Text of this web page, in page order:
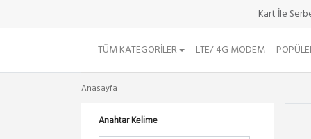
Kart İle
TÜM KATEGORILER LTE/ 4G MODEM
Anasayfa
Anahtar Kelime